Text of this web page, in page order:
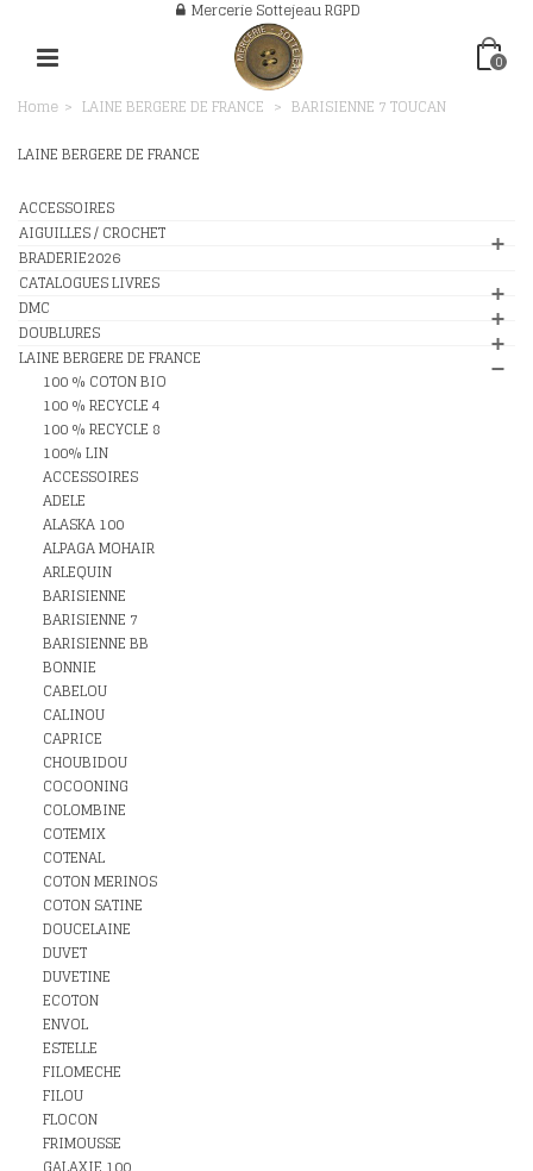
Mercerie Sottejeau RGPD
0
Home > LAINE BERGERE DE FRANCE > BARISIENNE 7 TOUCAN
LAINE BERGERE DE FRANCE
ACCESSOIRES
AIGUILLES / CROCHET
BRADERIE2026
CATALOGUES LIVRES
DMC
DOUBLURES
LAINE BERGERE DE FRANCE
100 % COTON BIO
100 % RECYCLE 4
100 % RECYCLE 8
100% LIN
ACCESSOIRES
ADELE
ALASKA 100
ALPAGA MOHAIR
ARLEQUIN
BARISIENNE
BARISIENNE 7
BARISIENNE BB
BONNIE
CABELOU
CALINOU
CAPRICE
CHOUBIDOU
COCOONING
COLOMBINE
COTEMIX
COTENAL
COTON MERINOS
COTON SATINE
DOUCELAINE
DUVET
DUVETINE
ECOTON
ENVOL
ESTELLE
FILOMECHE
FILOU
FLOCON
FRIMOUSSE